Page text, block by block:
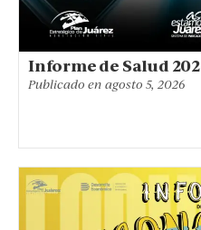
Informe de Salud
Publicado en agosto 5, 2026